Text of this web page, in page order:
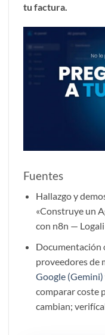
tu factura.
Fuentes
Hallazgo y
«Construye un
con n8n —
Documentación
proveedores de
Google (Gemini)
comparar coste
cambian;